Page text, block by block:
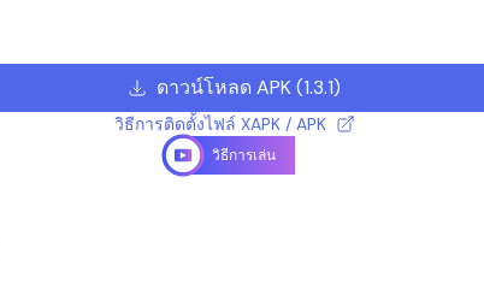
ดาวน์โหลด APK(1.3.1)
วิธีการติดตั้งไฟล์ XAPK / APK
วิธีการเล่น